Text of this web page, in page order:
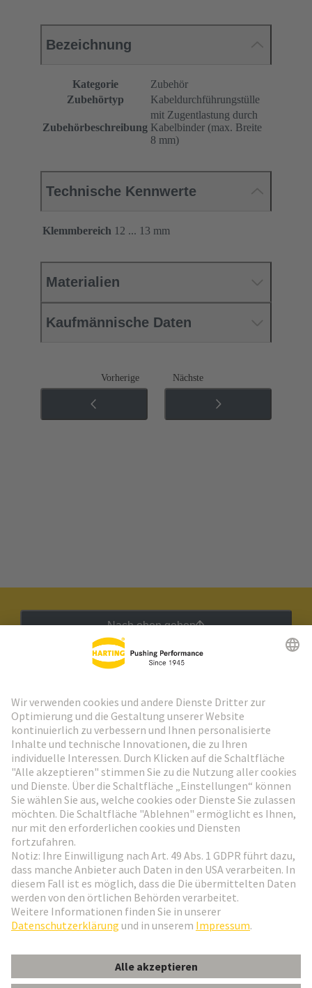
Bezeichnung
Kategorie
Zubehör
Zubehörtyp
Kabeldurchführungstülle
Zubehörbeschreibung
mit Zugentlastung durch
Kabelbinder (max. Breite
8 mm)
Technische Kennwerte
Klemmbereich 12 ... 13 mm
Materialien
Kaufmännische Daten
Vorherige Nächste
Nach oben gehen
Weiter zur Anmeldung
Social Media
Schweiz Deutsch
© HARTING Technologiegruppe